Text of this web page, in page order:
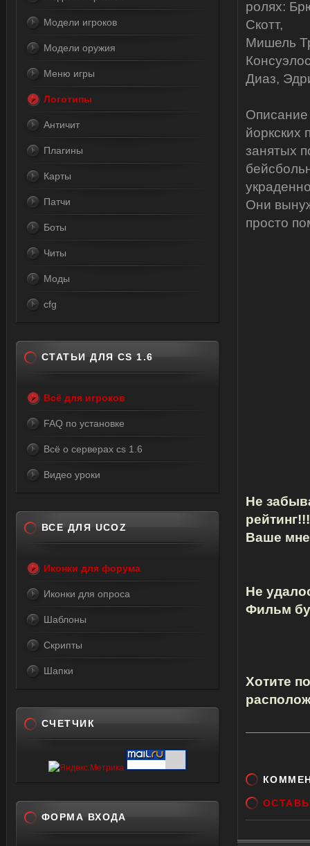
ролях:
Скотт,
Мишель
Диаз,
йоркских
занятых
Они
просто
Не
рейтинг!!!
Ваше
Не
Фильм
Хотите
Модели игроков
Модели оружия
Меню игры
Логотипы
Античит
Плагины
Карты
Патчи
Боты
Читы
Моды
cfg
СТАТЬИ ДЛЯ CS 1.6
Всё для игроков
FAQ по установке
Всё о серверах cs 1.6
Видео уроки
ВСЕ ДЛЯ UCOZ
Иконки для форума
Иконки для опроса
Шаблоны
Скрипты
Шапки
СЧЕТЧИК
ФОРМА ВХОДА